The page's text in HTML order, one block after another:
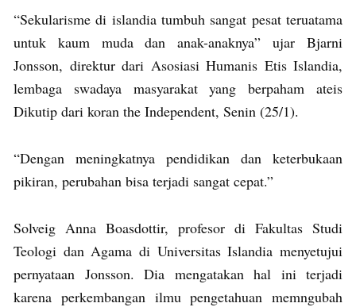
“Sekularisme di islandia tumbuh sangat pesat teruatama
untuk kaum muda dan anak-anaknya” ujar Bjarni
Jonsson, direktur dari Asosiasi Humanis Etis Islandia,
lembaga swadaya masyarakat yang berpaham ateis
Dikutip dari koran the Independent, Senin (25/1).
“Dengan meningkatnya pendidikan dan keterbukaan
pikiran, perubahan bisa terjadi sangat cepat.”
Solveig Anna Boasdottir, profesor di Fakultas Studi
Teologi dan Agama di Universitas Islandia menyetujui
pernyataan Jonsson. Dia mengatakan hal ini terjadi
karena perkembangan ilmu pengetahuan memngubah